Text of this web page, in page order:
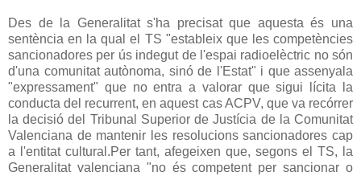
Des de la Generalitat s'ha precisat que aquesta és una
sentència en la qual el TS "estableix que les competències
sancionadores per ús indegut de l'espai radioelèctric no són
d'una comunitat autònoma, sinó de l'Estat" i que assenyala
"expressament" que no entra a valorar que sigui lícita la
conducta del recurrent, en aquest cas ACPV, que va recórrer
la decisió del Tribunal Superior de Justícia de la Comunitat
Valenciana de mantenir les resolucions sancionadores cap
a l'entitat cultural.Per tant, afegeixen que, segons el TS, la
Generalitat valenciana "no és competent per sancionar o